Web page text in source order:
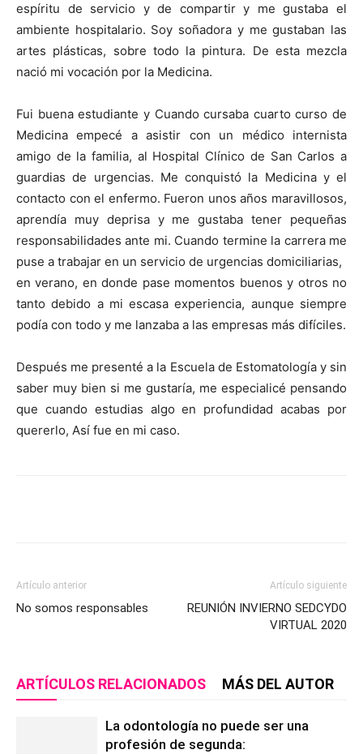
espíritu de servicio y de compartir y me gustaba el
ambiente hospitalario. Soy soñadora y me gustaban las
artes plásticas, sobre todo la pintura. De esta mezcla
nació mi vocación por la Medicina.
Fui buena estudiante y Cuando cursaba cuarto curso de
Medicina empecé a asistir con un médico internista
amigo de la familia, al Hospital Clínico de San Carlos a
guardias de urgencias. Me conquistó la Medicina y el
contacto con el enfermo. Fueron unos años maravillosos,
aprendía muy deprisa y me gustaba tener pequeñas
responsabilidades ante mi. Cuando termine la carrera me
puse a trabajar en un servicio de urgencias domiciliarias,
en verano, en donde pase momentos buenos y otros no
tanto debido a mi escasa experiencia, aunque siempre
podía con todo y me lanzaba a las empresas más difíciles.
Después me presenté a la Escuela de Estomatología y sin
saber muy bien si me gustaría, me especialicé pensando
que cuando estudias algo en profundidad acabas por
quererlo, Así fue en mi caso.
Artículo anterior
No somos responsables
Artículo siguiente
REUNIÓN INVIERNO SEDCYDO
VIRTUAL 2020
ARTÍCULOS RELACIONADOS MÁS DEL AUTOR
La odontología no puede ser una
profesión de segunda: